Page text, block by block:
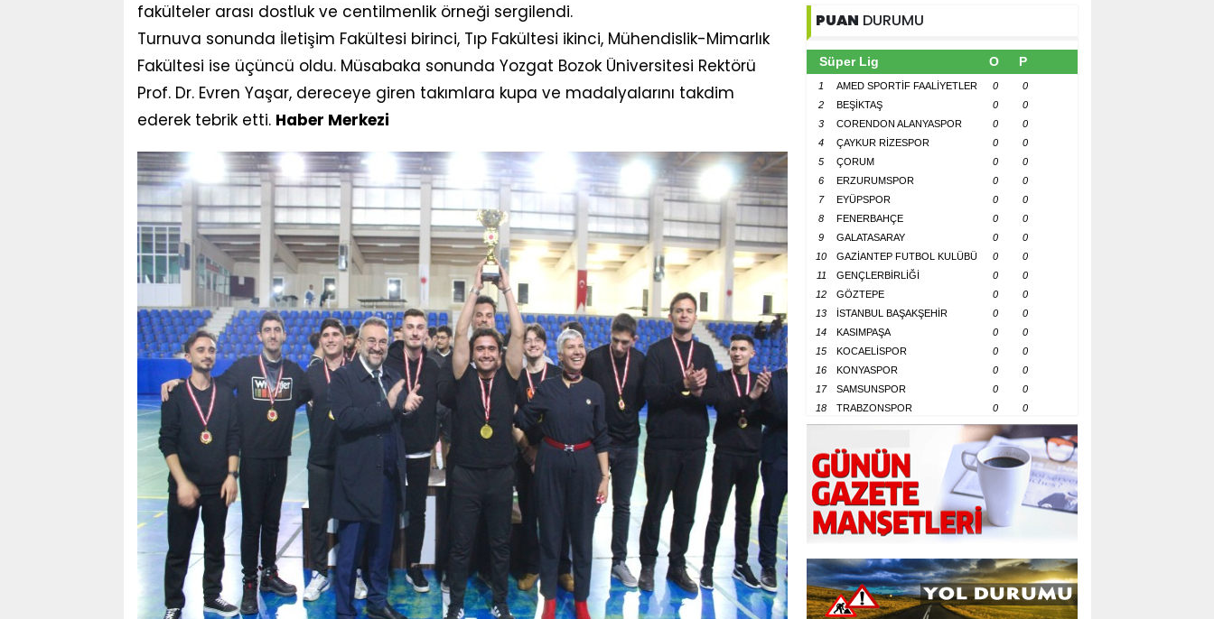
fakülteler arası dostluk ve centilmenlik örneği sergilendi.
Turnuva sonunda İletişim Fakültesi birinci, Tıp Fakültesi ikinci, Mühendislik-Mimarlık
Fakültesi ise üçüncü oldu. Müsabaka sonunda Yozgat Bozok Üniversitesi Rektörü
Prof. Dr. Evren Yaşar, dereceye giren takımlara kupa ve madalyalarını takdim
ederek tebrik etti. Haber Merkezi
PUAN DURUMU
Süper Lig O P
1 AMED SPORTİF FAALİYETLER 0
0
2
BEŞİKTAŞ 0
0
3
CORENDON ALANYASPOR 0
0
4
ÇAYKUR RİZESPOR 0
0
5
ÇORUM 0
0
6
ERZURUMSPOR 0
0
7
EYÜPSPOR 0
0
8
FENERBAHÇE 0
0
9
GALATASARAY 0
0
10
GAZİANTEP FUTBOL KULÜBÜ 0
0
11
GENÇLERBİRLİĞİ 0
0
12
GÖZTEPE 0
0
13
İSTANBUL BAŞAKŞEHİR 0
0
14
KASIMPAŞA 0
0
15
KOCAELİSPOR 0
0
16
KONYASPOR 0
0
17
SAMSUNSPOR 0
0
18
TRABZONSPOR 0 0